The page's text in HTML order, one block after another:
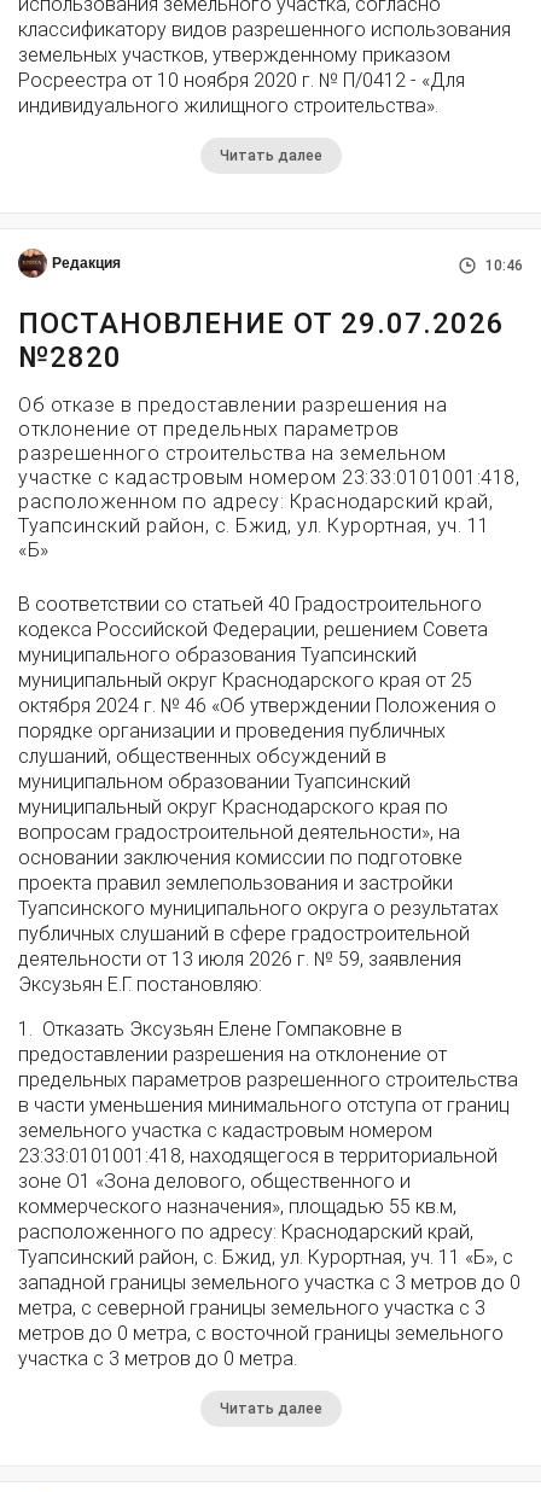
классификатору видов разрешенного использования
земельных участков, утвержденному приказом
Росреестра от 10 ноября 2020 г. № П/0412 - «Для
индивидуального жилищного строительства».
Читать далее
Редакция 10:46
ПОСТАНОВЛЕНИЕ ОТ 29.07.2026
№2820
Об отказе в предоставлении разрешения на
отклонение от предельных параметров
разрешенного строительства на земельном
участке с кадастровым номером 23:33:0101001:418,
расположенном по адресу: Краснодарский край,
Туапсинский район, с. Бжид, ул. Курортная, уч. 11
«Б»
В соответствии со статьей 40 Градостроительного
кодекса Российской Федерации, решением Совета
муниципального образования Туапсинский
муниципальный округ Краснодарского края от 25
октября 2024 г. № 46 «Об утверждении Положения о
порядке организации и проведения публичных
слушаний, общественных обсуждений в
муниципальном образовании Туапсинский
муниципальный округ Краснодарского края по
вопросам градостроительной деятельности», на
основании заключения комиссии по подготовке
проекта правил землепользования и застройки
Туапсинского муниципального округа о результатах
публичных слушаний в сфере градостроительной
деятельности от 13 июля 2026 г. № 59, заявления
Эксузьян Е.Г. постановляю:
1. Отказать Эксузьян Елене Гомпаковне в
предоставлении разрешения на отклонение от
предельных параметров разрешенного строительства
в части уменьшения минимального отступа от границ
земельного участка с кадастровым номером
23:33:0101001:418, находящегося в территориальной
зоне О1 «Зона делового, общественного и
коммерческого назначения», площадью 55 кв.м,
расположенного по адресу: Краснодарский край,
Туапсинский район, с. Бжид, ул. Курортная, уч. 11 «Б», с
западной границы земельного участка с 3 метров до 0
метра, с северной границы земельного участка с 3
метров до 0 метра, с восточной границы земельного
участка с 3 метров до 0 метра.
Читать далее